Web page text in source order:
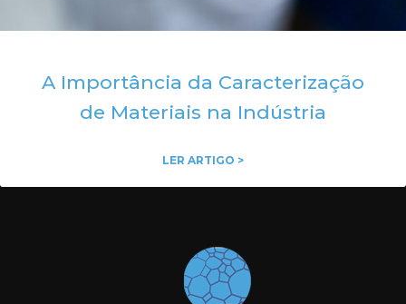
A Importância da Caracterização
de Materiais na Indústria
LER ARTIGO >